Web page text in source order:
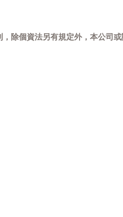
除個資法另有規定外，本公司